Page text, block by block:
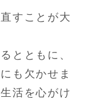
すことが大
とともに、
も欠かせま
活を心がけ